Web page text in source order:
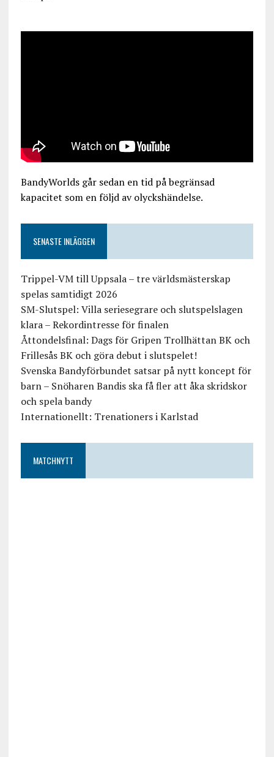
BandyWorlds går sedan en tid på begränsad
kapacitet som en följd av olyckshändelse.
SENASTE INLÄGGEN
Trippel-VM till Uppsala – tre världsmästerskap
spelas samtidigt 2026
SM-Slutspel: Villa seriesegrare och slutspelslagen
klara – Rekordintresse för finalen
Åttondelsfinal: Dags för Gripen Trollhättan BK och
Frillesås BK och göra debut i slutspelet!
Svenska Bandyförbundet satsar på nytt koncept för
barn – Snöharen Bandis ska få fler att åka skridskor
och spela bandy
Internationellt: Trenationers i Karlstad
MATCHNYTT